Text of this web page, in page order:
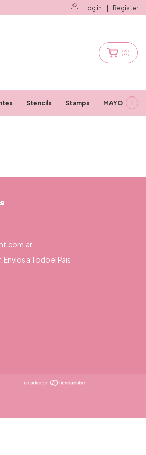
Log in Register
(0)
Stencils Stamps MAYORISTAS
Envios a Todo el Pais